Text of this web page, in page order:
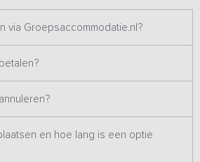
via Groepsaccommodatie.nl?
en hoe lang is een optie